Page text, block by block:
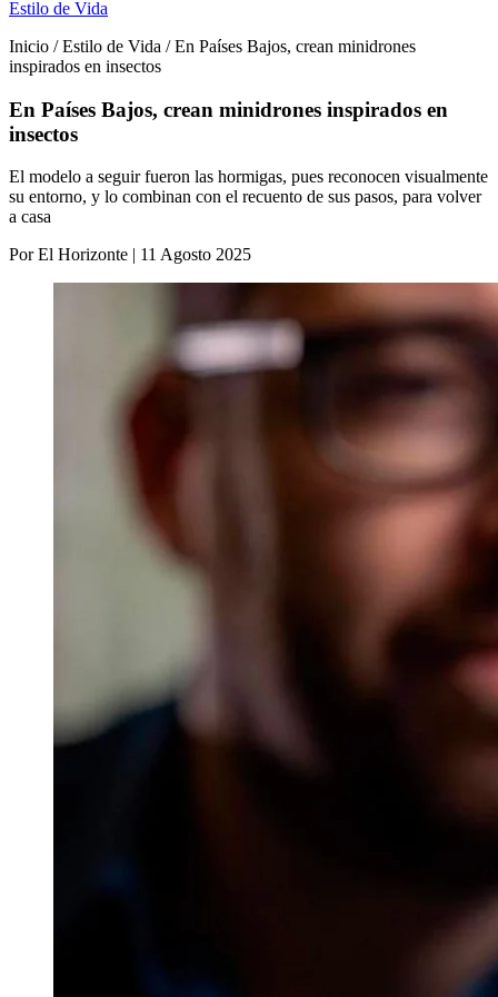
Estilo de Vida
Inicio / Estilo de Vida / En Países Bajos, crean minidrones
inspirados en insectos
En Países Bajos, crean minidrones inspirados en
insectos
El modelo a seguir fueron las hormigas, pues reconocen visualmente
su entorno, y lo combinan con el recuento de sus pasos, para volver
a casa
Por El Horizonte | 11 Agosto 2025